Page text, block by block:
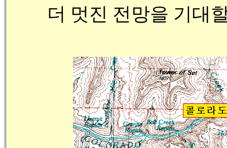
더 멋진 전망을 기대